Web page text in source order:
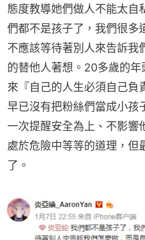
態度教導她們做人不能太自
們都不是孩子了，我們很多
不應該等待著別人來告訴我
的替他人著想。20多歲的
來『自己的人生必須自己負
早已沒有把粉絲們當成小孩
一次提醒安全為上、不影響
處於危險中等等的道理，但
了。